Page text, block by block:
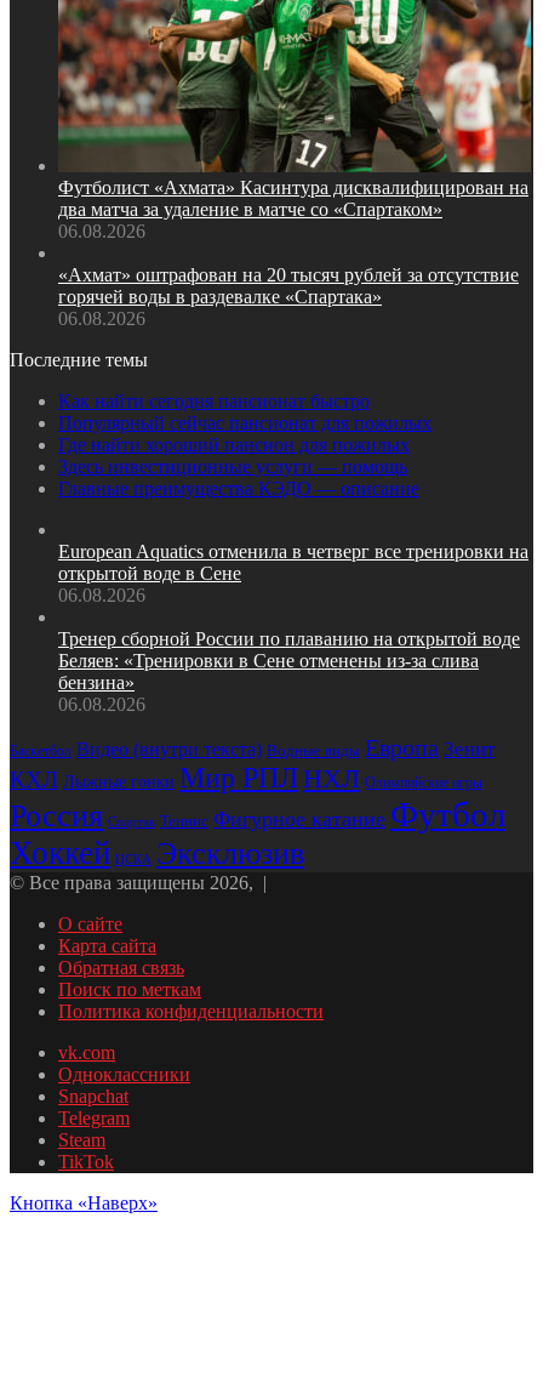
Футболист «Ахмата» Касинтура дисквалифицирован на
два матча за удаление в матче со «Спартаком»
06.08.2026
«Ахмат» оштрафован на 20 тысяч рублей за отсутствие
горячей воды в раздевалке «Спартака»
06.08.2026
Последние темы
Как найти сегодня пансионат быстро
Популярный сейчас пансионат для пожилых
Где найти хороший пансион для пожилых
Здесь инвестиционные услуги — помощь
Главные преимущества КЭДО — описание
European Aquatics отменила в четверг все тренировки на
открытой воде в Сене
06.08.2026
Тренер сборной России по плаванию на открытой воде
Беляев: «Тренировки в Сене отменены из‑за слива
бензина»
06.08.2026
Баскетбол Видео (внутри текста) Водные виды Европа Зенит
КХЛ Лыжные гонки Мир РПЛНХЛ Олимпийские игры
Россия Спартак Теннис Фигурное катание Футбол
Хоккей ЦСКА Эксклюзив
© Все права защищены 2026, |
О сайте
Карта сайта
Обратная связь
Поиск по меткам
Политика конфиденциальности
vk.com
Одноклассники
Snapchat
Telegram
Steam
TikTok
Кнопка «Наверх»